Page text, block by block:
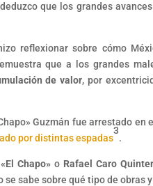
que los grandes
reflexionar sobre cómo
que a los grandes
de valor, por
Guzmán fue arrestado
por distintas espadas
3
.
«El Chapo»o Rafael Caro
sabe sobre qué tipo de obras